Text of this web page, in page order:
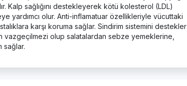
Kalp sağlığını destekleyerek kötü kolesterol (LDL)
yardımcı olur. Anti-inflamatuar özellikleriyle vücuttaki
karşı koruma sağlar. Sindirim sistemini destekler
vazgeçilmezi olup salatalardan sebze yemeklerine,
sağlar.